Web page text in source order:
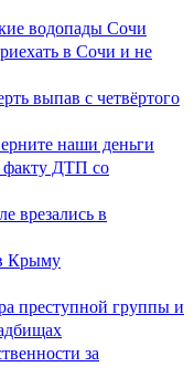
водопады Сочи
в Сочи и не
выпав с четвёртого
наши деньги
факту ДТП со
врезались в
Крыму
преступной группы и
за